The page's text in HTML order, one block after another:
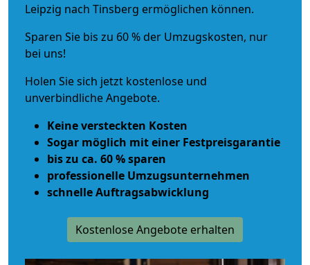
Leipzig nach Tinsberg ermöglichen können.
Sparen Sie bis zu 60 % der Umzugskosten, nur
bei uns!
Holen Sie sich jetzt kostenlose und
unverbindliche Angebote.
Keine versteckten Kosten
Sogar möglich mit einer Festpreisgarantie
bis zu ca. 60 % sparen
professionelle Umzugsunternehmen
schnelle Auftragsabwicklung
Kostenlose Angebote erhalten